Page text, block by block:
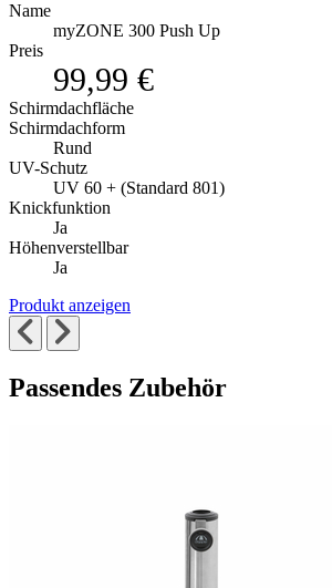
Name
myZONE 300 Push Up
Preis
99,99 €
Schirmdachfläche
Schirmdachform
Rund
UV-Schutz
UV 60 + (Standard 801)
Knickfunktion
Ja
Höhenverstellbar
Ja
Produkt anzeigen
Passendes Zubehör